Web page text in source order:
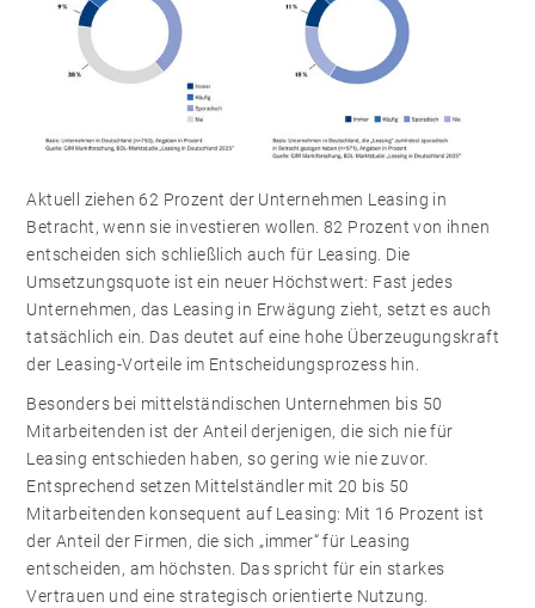
Aktuell ziehen 62 Prozent der Unternehmen Leasing in
Betracht, wenn sie investieren wollen. 82 Prozent von ihnen
entscheiden sich schließlich auch für Leasing. Die
Umsetzungsquote ist ein neuer Höchstwert: Fast jedes
Unternehmen, das Leasing in Erwägung zieht, setzt es auch
tatsächlich ein. Das deutet auf eine hohe Überzeugungskraft
der Leasing-Vorteile im Entscheidungsprozess hin.
Besonders bei mittelständischen Unternehmen bis 50
Mitarbeitenden ist der Anteil derjenigen, die sich nie für
Leasing entschieden haben, so gering wie nie zuvor.
Entsprechend setzen Mittelständler mit 20 bis 50
Mitarbeitenden konsequent auf Leasing: Mit 16 Prozent ist
der Anteil der Firmen, die sich „immer“ für Leasing
entscheiden, am höchsten. Das spricht für ein starkes
Vertrauen und eine strategisch orientierte Nutzung.